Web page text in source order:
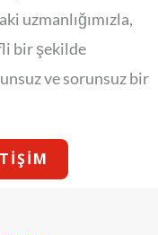
uzmanlığımızla,
bir şekilde
ve sorunsuz bir